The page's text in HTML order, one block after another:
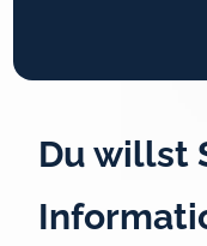
Du willst